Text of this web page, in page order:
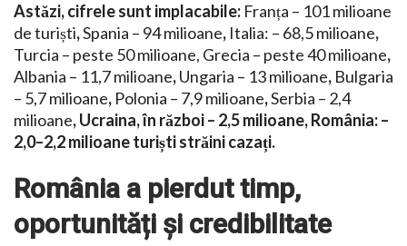
Astăzi, cifrele sunt implacabile: Franța – 101 milioane
de turiști,Spania – 94 milioane, Italia: – 68,5 milioane,
Turcia – peste 50 milioane, Grecia – peste 40 milioane,
Albania – 11,7 milioane,Ungaria – 13 milioane, Bulgaria
– 5,7 milioane, Polonia – 7,9 milioane,Serbia – 2,4
milioane, Ucraina, în război – 2,5 milioane, România: –
2,0–2,2 milioane turiști străini cazați.
România a pierdut timp,
oportunități și credibilitate